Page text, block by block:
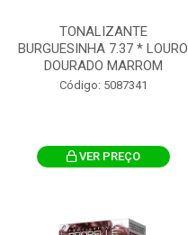
TONALIZANTE
BURGUESINHA 7.37 * LOURO
DOURADO MARROM
Código: 5087341
VER PREÇO